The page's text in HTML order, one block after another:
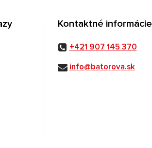
Kontaktné informácie
+421 907 145 370
info@batorova.sk